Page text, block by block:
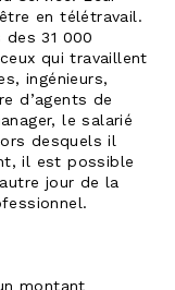
en télétravail.
31 000
qui travaillent
ingénieurs,
d’agents de
le salarié
desquels il
il est possible
jour de la